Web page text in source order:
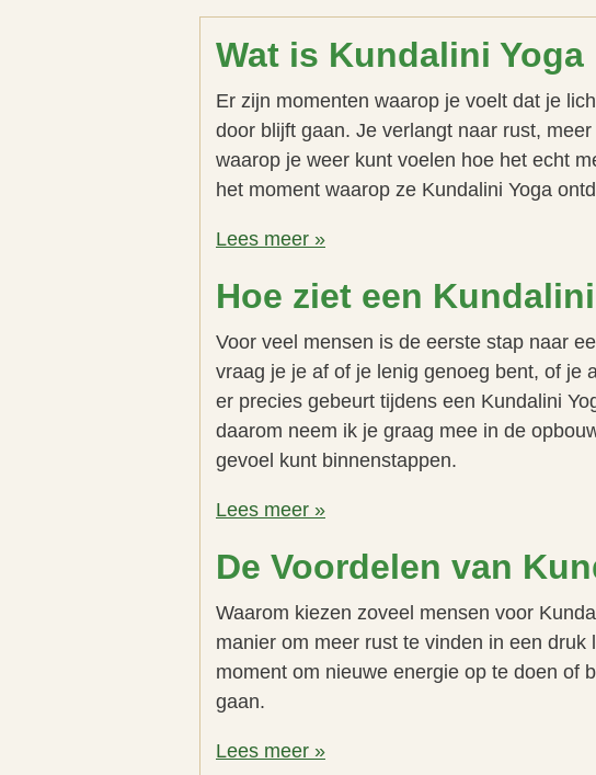
Wat is Kundalini Yoga
Er zijn momenten waarop je voelt dat je
door blijft gaan. Je verlangt naar rust,
waarop je weer kunt voelen hoe het echt
het moment waarop ze Kundalini Yoga
Lees meer »
Hoe ziet een
Voor veel mensen is de eerste stap naar
vraag je je af of je lenig genoeg bent, of je
er precies gebeurt tijdens een Kundalini
daarom neem ik je graag mee in de
gevoel kunt binnenstappen.
Lees meer »
De Voordelen van
Waarom kiezen zoveel mensen voor
manier om meer rust te vinden in een
moment om nieuwe energie op te doen of
gaan.
Lees meer »